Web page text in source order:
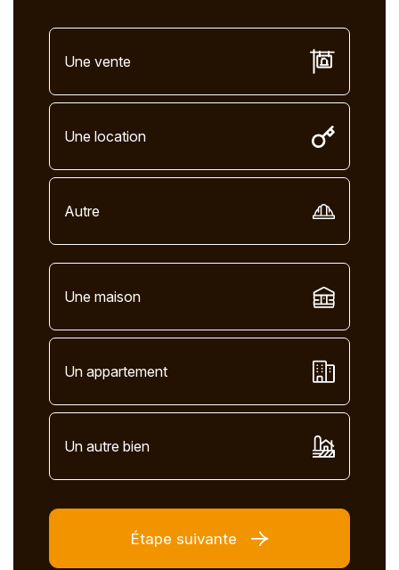
Une vente
Une location
Autre
Une maison
Un appartement
Un autre bien
Étape suivante